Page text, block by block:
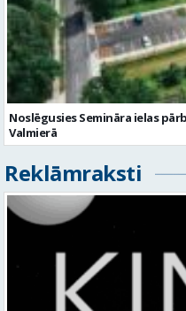
Noslēgusies Semināra ielas
Valmierā
Reklāmraksti